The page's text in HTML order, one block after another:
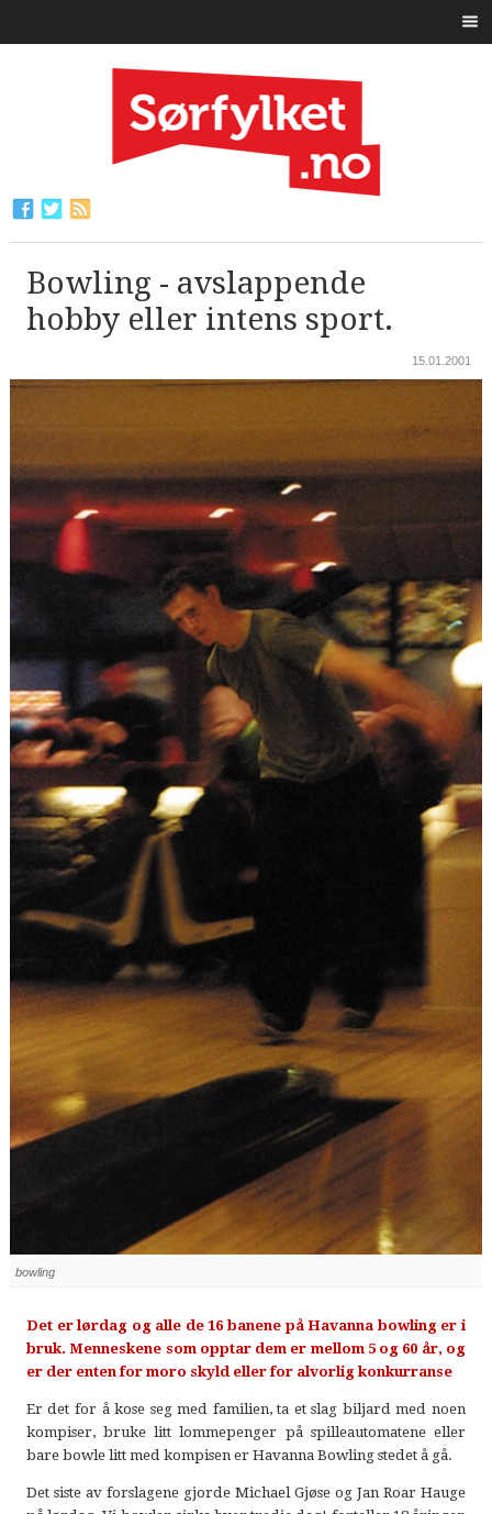
Bowling - avslappende
hobby eller intens sport.
15.01.2001
bowling
Det er lørdag og alle de 16 banene på Havanna bowling er i
bruk. Menneskene som opptar dem er mellom 5 og 60 år, og
er der enten for moro skyld eller for alvorlig konkurranse
Er det for å kose seg med familien, ta et slag biljard med noen
kompiser, bruke litt lommepenger på spilleautomatene eller
bare bowle litt med kompisen er Havanna Bowling stedet å gå.
Det siste av forslagene gjorde Michael Gjøse og Jan Roar Hauge